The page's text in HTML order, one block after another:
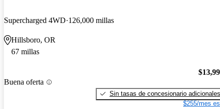
Supercharged 4WD 126,000 millas
Hillsboro, OR
67 millas
Buena oferta
Sin tasas de concesionario adicionales
$255/mes